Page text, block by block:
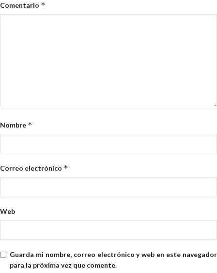
Comentario *
Nombre *
Correo electrónico *
Web
Guarda mi nombre, correo electrónico y web en este navegador
para la próxima vez que comente.